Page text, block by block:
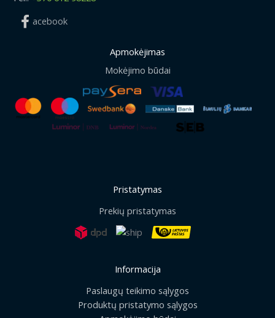
acebook
Apmokėjimas
Mokėjimo būdai
Pristatymas
Prekių pristatymas
Informacija
Paslaugų teikimo sąlygos
Produktų pristatymo sąlygos